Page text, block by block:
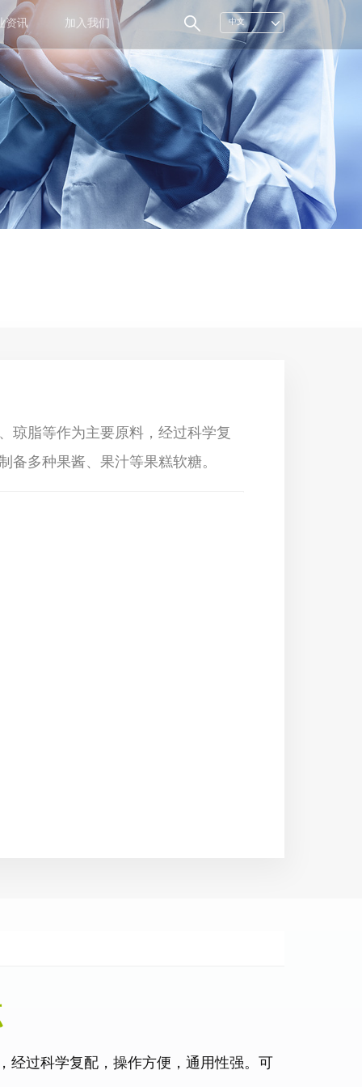
中文
资讯 加入我们
琼脂等作为主要原料，经过科学复
备多种果酱、果汁等果糕软糖。
过科学复配，操作方便，通用性强。可